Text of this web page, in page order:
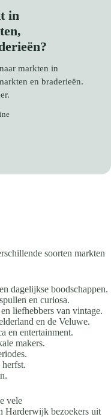
in
markten in
en braderieën.
soorten markten
dagelijkse boodschappen.
en curiosa.
liefhebbers van vintage.
en de Veluwe.
en entertainment.
makers.
herfst.
vele
Harderwijk bezoekers uit